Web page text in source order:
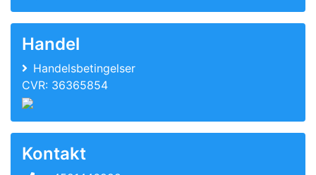
Handel
Handelsbetingelser
CVR: 36365854
Kontakt